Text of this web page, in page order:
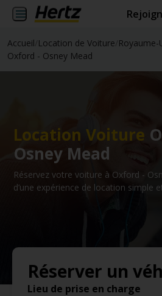
Accueil Location de Voiture Royaume-
Oxford - Osney Mead
Location Voiture
Osney Mead
Réservez votre voiture à Oxford -
d’une expérience de location simple
Réserver un
Lieu de prise en charge